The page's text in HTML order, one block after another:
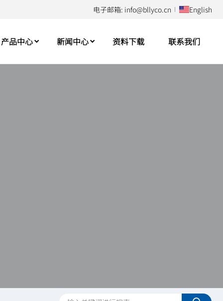
电子邮箱: info@bllyco.cn English
产品中心 新闻中心 资料下载 联系我们